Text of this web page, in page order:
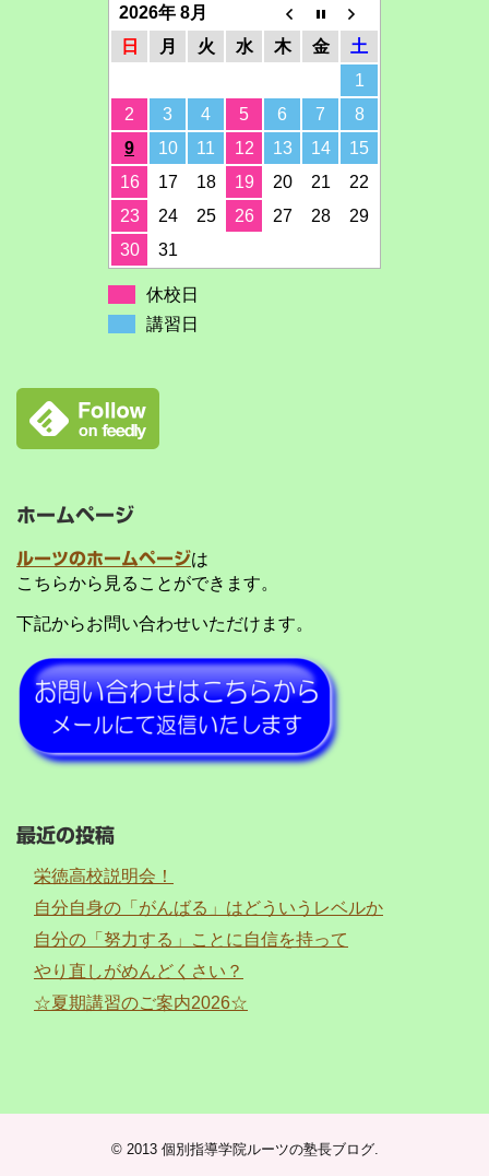
2026年 8月
日
月 火 水 木 金
土
1
2
3 4 5 6 7
8
9
10 11 12 13 14
15
16
17 18 19 20 21
22
23
24 25 26 27 28
29
30
31
休校日
講習日
ホームページ
ルーツのホームページは
こちらから見ることができます。
下記からお問い合わせいただけます。
最近の投稿
栄徳高校説明会！
自分自身の「がんばる」はどういうレベルか
自分の「努力する」ことに自信を持って
やり直しがめんどくさい？
☆夏期講習のご案内2026☆
© 2013 個別指導学院ルーツの塾長ブログ.